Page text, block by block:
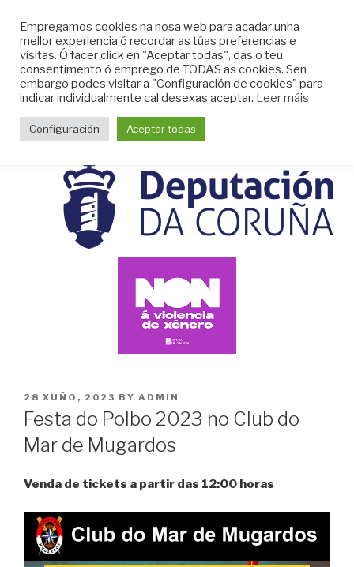
content
CLUB DO MAR DE
MUGARDOS
Web do Club do Mar de Mugardos
POSTED
ON
28 XUÑO, 2023 BY ADMIN
Festa do Polbo 2023 no Club do
Mar de Mugardos
Venda de tickets a partir das 12:00 horas
Empregamos cookies na nosa web para acadar unha
mellor experiencia ó recordar as túas preferencias e
visitas. Ó facer click en "Aceptar todas", das o teu
consentimento ó emprego de TODAS as cookies. Sen
embargo podes visitar a "Configuración de cookies" para
indicar individualmente cal desexas aceptar. Leer máis
Configuración Aceptar todas